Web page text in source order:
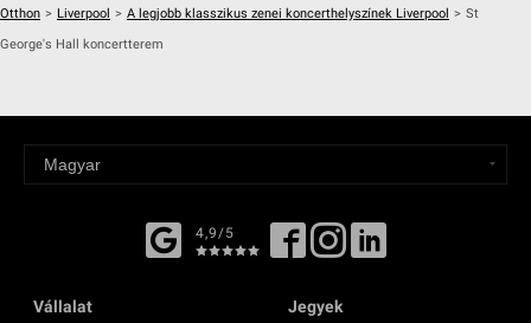
Otthon > Liverpool > A legjobb klasszikus zenei koncerthelyszínek Liverpool > St
George's Hall koncertterem
4,9/5
Vállalat Jegyek